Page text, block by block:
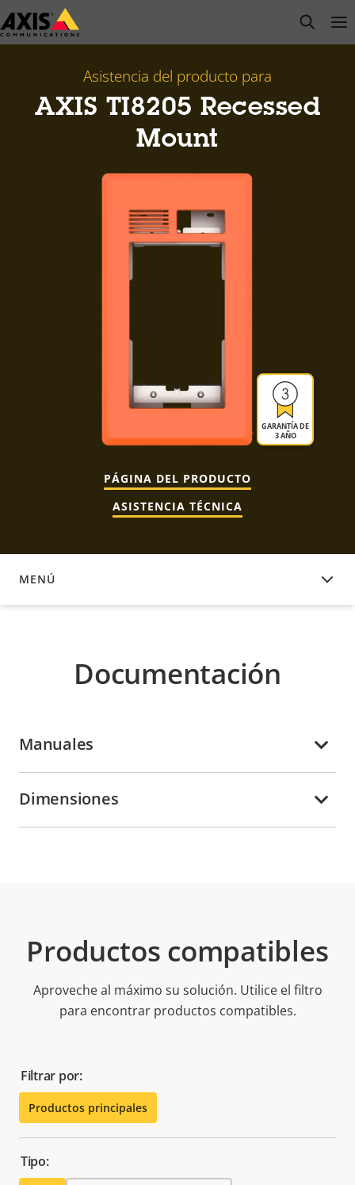
Saltar
al
open
Asistencia del producto para
AXIS TI8205 Recessed
Mount
GARANTÍA DE
3 AÑO
PÁGINA DEL PRODUCTO
ASISTENCIA TÉCNICA
MENÚ
DOCUMENTACIÓN
Documentación
Manuales
Dimensiones
Productos compatibles
Aproveche al máximo su solución. Utilice el filtro
para encontrar productos compatibles.
Filtrar por:
Productos principales
Tipo: